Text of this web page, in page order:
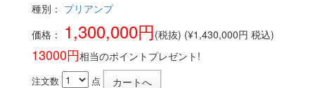
種別： プリアンプ
価格： 1,300,000円(税抜) (¥1,430,000円 税込)
13000円相当のポイントプレゼント!
注文数 点